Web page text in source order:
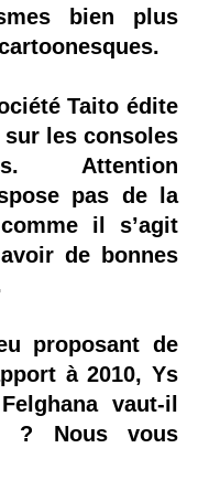
bien plus
Taito édite
sur les consoles
Attention
pas de la
il s’agit
de bonnes
proposant de
à 2010, Ys
vaut-il
? Nous vous